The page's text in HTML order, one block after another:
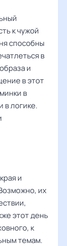
к чужой
способны
в
и
в этот
в
в логике.
и
их
этот день
к
темам.